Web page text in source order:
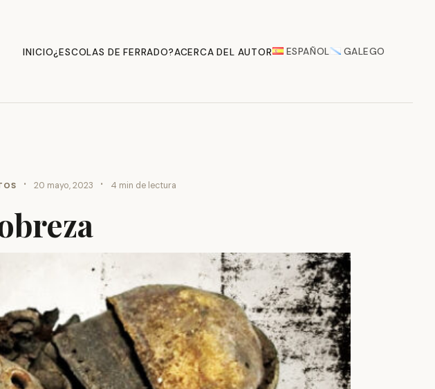
INICIO¿ESCOLAS DE FERRADO?ACERCA DEL AUTOR ESPAÑOL GALEGO
· 20 mayo, 2023 · 4 min de lectura